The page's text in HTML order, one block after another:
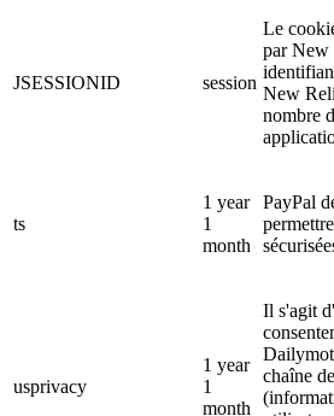
JSESSIONID session
Le
par New
New
nombre
ts
1 year
1
month
PayPal
usprivacy
1 year
1
month
Il s'agit
chaîne